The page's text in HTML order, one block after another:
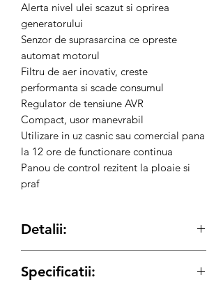
Alerta nivel ulei scazut si oprirea
generatorului
Senzor de suprasarcina ce opreste
automat motorul
Filtru de aer inovativ, creste
performanta si scade consumul
Regulator de tensiune AVR
Compact, usor manevrabil
Utilizare in uz casnic sau comercial pana
la 12 ore de functionare continua
Panou de control rezitent la ploaie si
praf
Detalii:
Generator de curent trifazic
Specificatii: